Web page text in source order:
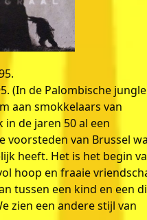
(In de Palombische jungle
aan smokkelaars van
de jaren 50 al een
voorsteden van Brussel
heeft. Het is het begin
hoop en fraaie
tussen een kind en een
zien een andere stijl van